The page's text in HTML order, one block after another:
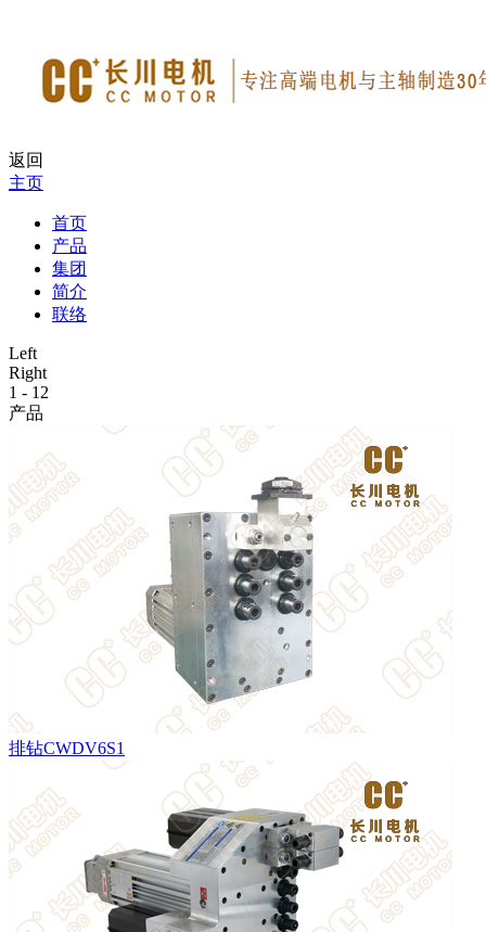
返回
主页
首页
产品
集团
简介
联络
Left
Right
1 - 12
产品
排钻CWDV6S1